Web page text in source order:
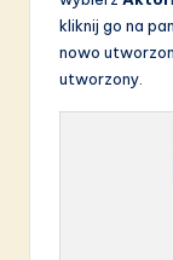
kliknij go na
nowo
utworzony.